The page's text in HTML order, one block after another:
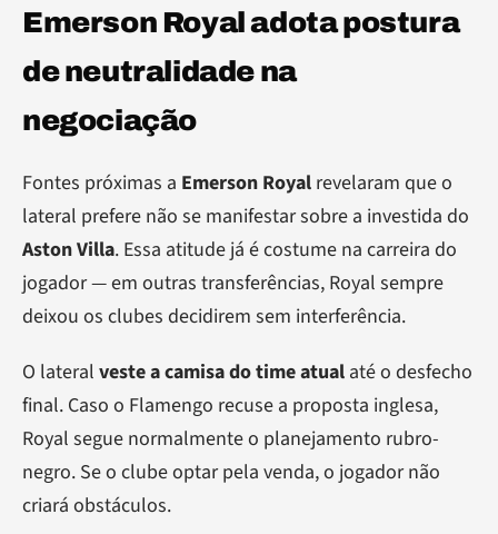
Emerson Royal adota postura
de neutralidade na
negociação
Fontes próximas a Emerson Royal revelaram que o
lateral prefere não se manifestar sobre a investida do
Aston Villa. Essa atitude já é costume na carreira do
jogador — em outras transferências, Royal sempre
deixou os clubes decidirem sem interferência.
O lateral veste a camisa do time atual até o desfecho
final. Caso o Flamengo recuse a proposta inglesa,
Royal segue normalmente o planejamento rubro-
negro. Se o clube optar pela venda, o jogador não
criará obstáculos.